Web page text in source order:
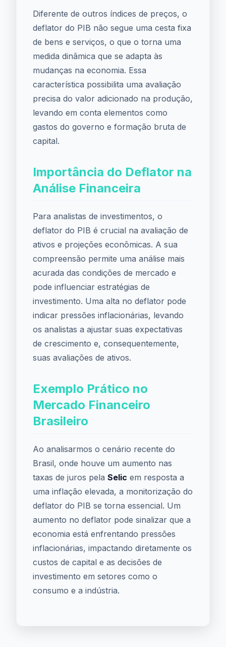
Diferente de outros índices de preços, o
deflator do PIB não segue uma cesta fixa
de bens e serviços, o que o torna uma
medida dinâmica que se adapta às
mudanças na economia. Essa
característica possibilita uma avaliação
precisa do valor adicionado na produção,
levando em conta elementos como
gastos do governo e formação bruta de
capital.
Importância do Deflator na
Análise Financeira
Para analistas de investimentos, o
deflator do PIB é crucial na avaliação de
ativos e projeções econômicas. A sua
compreensão permite uma análise mais
acurada das condições de mercado e
pode influenciar estratégias de
investimento. Uma alta no deflator pode
indicar pressões inflacionárias, levando
os analistas a ajustar suas expectativas
de crescimento e, consequentemente,
suas avaliações de ativos.
Exemplo Prático no
Mercado Financeiro
Brasileiro
Ao analisarmos o cenário recente do
Brasil, onde houve um aumento nas
taxas de juros pela Selic em resposta a
uma inflação elevada, a monitorização do
deflator do PIB se torna essencial. Um
aumento no deflator pode sinalizar que a
economia está enfrentando pressões
inflacionárias, impactando diretamente os
custos de capital e as decisões de
investimento em setores como o
consumo e a indústria.